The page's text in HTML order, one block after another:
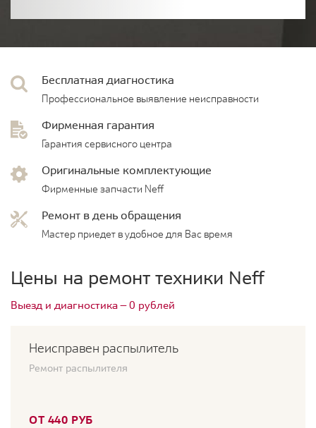
Бесплатная диагностика
Профессиональное выявление неисправности
Фирменная гарантия
Гарантия сервисного центра
Оригинальные комплектующие
Фирменные запчасти Neff
Ремонт в день обращения
Мастер приедет в удобное для Вас время
Цены на ремонт техники Neff
Выезд и диагностика — 0 рублей
Неисправен распылитель
Ремонт распылителя
ОТ 440 РУБ